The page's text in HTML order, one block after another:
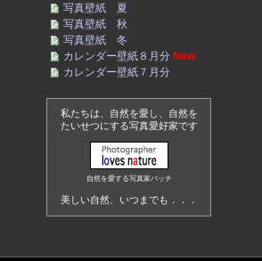
写真壁紙 夏
写真壁紙 秋
写真壁紙 冬
カレンダー壁紙８月分 New
カレンダー壁紙７月分
私たちは、自然を愛し、自然を
たいせつにする写真愛好家です
自然を愛する写真家バッチ
美しい自然、いつまでも．．．